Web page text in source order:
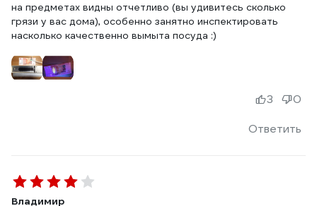
на предметах видны отчетливо (вы удивитесь сколько
грязи у вас дома), особенно занятно инспектировать
насколько качественно вымыта посуда :)
Ответить
3 0
Владимир